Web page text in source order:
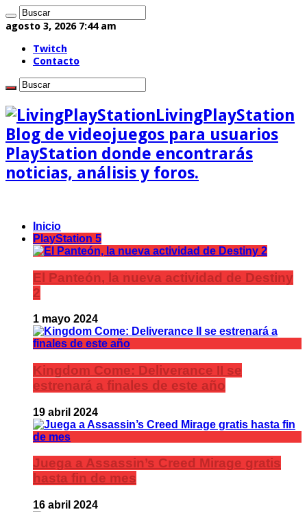
agosto 3, 2026 7:44 am
Twitch
Contacto
LivingPlayStation
Blog de videojuegos para usuarios
PlayStation donde encontrarás
noticias, análisis y foros.
Inicio
PlayStation 5
El Panteón, la nueva actividad de Destiny
2
1 mayo 2024
Kingdom Come: Deliverance II se
estrenará a finales de este año
19 abril 2024
Juega a Assassin’s Creed Mirage gratis
hasta fin de mes
16 abril 2024